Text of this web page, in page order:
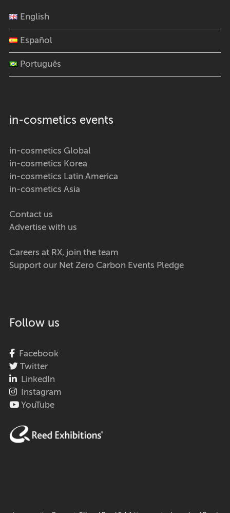
English
Español
Português
in-cosmetics events
in-cosmetics Global
in-cosmetics Korea
in-cosmetics Latin America
in-cosmetics Asia
Contact us
Advertise with us
Careers at RX, join the team
Support our Net Zero Carbon Events Pledge
Follow us
Facebook
Twitter
LinkedIn
Instagram
YouTube